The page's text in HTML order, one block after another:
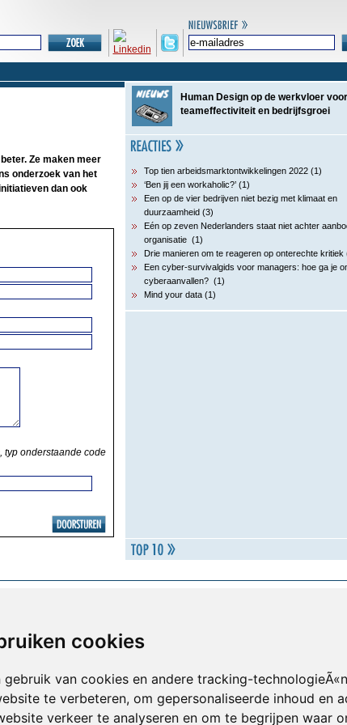
cookies
gebruik van cookies en andere tracking-
te verbeteren, om gepersonaliseerde inhoud en
verkeer te analyseren en om te begrijpen waar
Ze maken meer
onderzoek van het
dan ook
typ onderstaande code
Human Design op de werkvloer voor
teameffectiviteit en bedrijfsgroei
Top tien arbeidsmarktontwikkelingen 2022 (1)
‘Ben jij een workaholic?’ (1)
Een op de vier bedrijven niet bezig met klimaat en
duurzaamheid (3)
Eén op zeven Nederlanders staat niet achter
organisatie (1)
Drie manieren om te reageren op onterechte kritiek
Een cyber-survivalgids voor managers: hoe ga je
cyberaanvallen? (1)
Mind your data (1)